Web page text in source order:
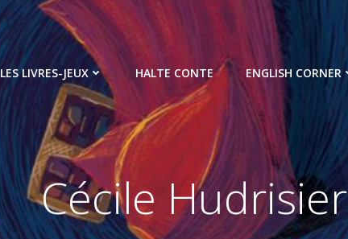
LES LIVRES-JEUX HALTE CONTE ENGLISH CORNER
Cécile Hudrisier